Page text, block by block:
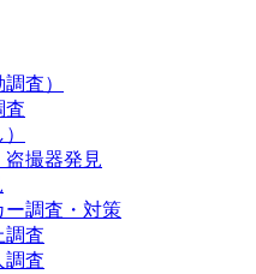
査）
査
盗撮器発見
ー調査・対策
調査
調査